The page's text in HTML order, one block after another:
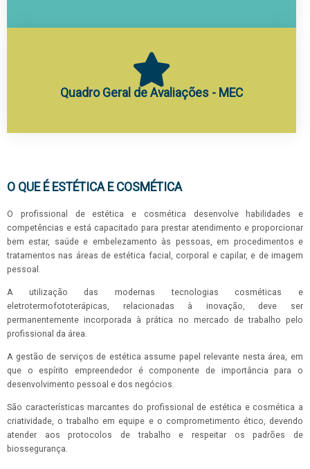
Quadro Geral de Avaliações - MEC
O QUE É ESTÉTICA E COSMÉTICA
O profissional de estética e cosmética desenvolve habilidades e
competências e está capacitado para prestar atendimento e proporcionar
bem estar, saúde e embelezamento às pessoas, em procedimentos e
tratamentos nas áreas de estética facial, corporal e capilar, e de imagem
pessoal.
A utilização das modernas tecnologias cosméticas e
eletrotermofototerápicas, relacionadas à inovação, deve ser
permanentemente incorporada à prática no mercado de trabalho pelo
profissional da área.
A gestão de serviços de estética assume papel relevante nesta área, em
que o espírito empreendedor é componente de importância para o
desenvolvimento pessoal e dos negócios.
São características marcantes do profissional de estética e cosmética a
criatividade, o trabalho em equipe e o comprometimento ético, devendo
atender aos protocolos de trabalho e respeitar os padrões de
biossegurança.